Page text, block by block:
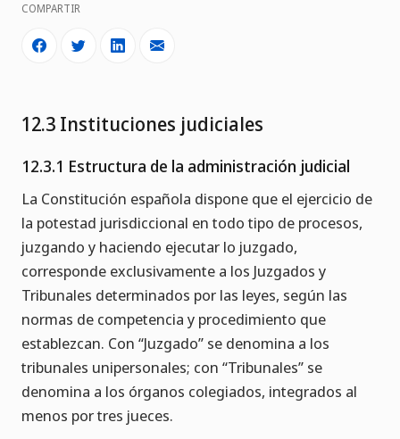
COMPARTIR
12.3 Instituciones judiciales
12.3.1 Estructura de la administración judicial
La Constitución española dispone que el ejercicio de
la potestad jurisdiccional en todo tipo de procesos,
juzgando y haciendo ejecutar lo juzgado,
corresponde exclusivamente a los Juzgados y
Tribunales determinados por las leyes, según las
normas de competencia y procedimiento que
establezcan. Con “Juzgado” se denomina a los
tribunales unipersonales; con “Tribunales” se
denomina a los órganos colegiados, integrados al
menos por tres jueces.